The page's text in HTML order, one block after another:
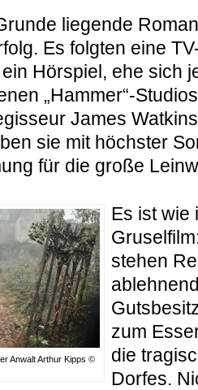
liegende
Es folgten eine
Hörspiel, ehe sich
„Hammer“-
James
sie mit höchster
für die große
Anwalt Arthur Kipps ©
Es ist wie
stehen
zum
die
Dorfes.